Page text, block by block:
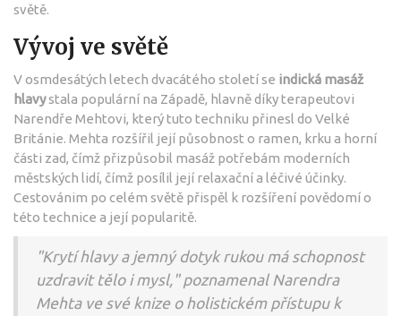
světě.
Vývoj ve světě
V osmdesátých letech dvacátého století se indická masáž
hlavystala populární na Západě, hlavně díky terapeutovi
Narendře Mehtovi, který tuto techniku přinesl do Velké
Británie. Mehta rozšířil její působnost o ramen, krku a horní
části zad, čímž přizpůsobil masáž potřebám moderních
městských lidí, čímž posílil její relaxační a léčivé účinky.
Cestovánim po celém světě přispěl k rozšíření povědomí o
této technice a její popularitě.
"Krytí hlavy a jemný dotyk rukou má schopnost
uzdravit tělo i mysl," poznamenal Narendra
Mehta ve své knize o holistickém přístupu k